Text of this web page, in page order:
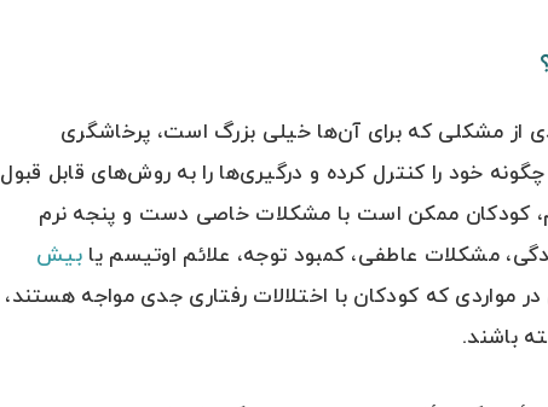
از مشکلی که برای آن‌ها خیلی بزرگ است، پرخاشگری
خود را کنترل کرده و درگیری‌ها را به روش‌های قابل قبول
کودکان ممکن است با مشکلات خاصی دست و پنجه نرم
مشکلات عاطفی، کمبود توجه، علائم اوتیسم یا بیش
مواردی که کودکان با اختلالات رفتاری جدی مواجه هستند،
باشند.